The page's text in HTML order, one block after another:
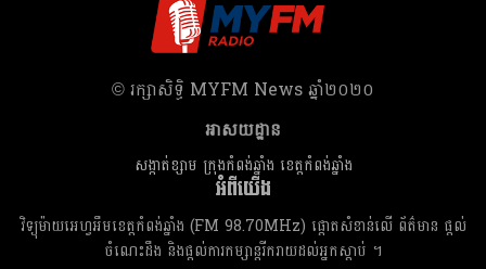
​© រក្សា​សិទ្ធិ​ MYFM News ឆ្នាំ​២០២០
អាសយដ្ឋាន
សង្កាត់ខ្សាម ក្រុងកំពង់ឆ្នាំង ខេត្តកំពង់ឆ្នាំង
អំពីយើង
វិទ្យុម៉ាយអេហ្វអឹមខេត្តកំពង់ឆ្នាំង (FM 98.70MHz) ផ្តោតសំខាន់លើ ព័ត៌មាន ផ្តល់
ចំណេះដឹង និងផ្តល់ការកម្សាន្តរីករាយដល់អ្នកស្តាប់ ។